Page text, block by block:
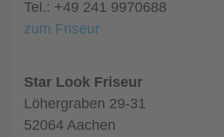
Tel.: +49 241 9970688
zum Friseur
Star Look Friseur
Löhergraben 29-31
52064 Aachen